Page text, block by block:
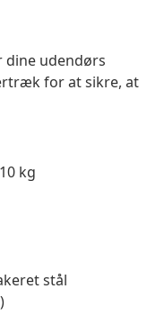
dine udendørs
for at sikre, at
kg
stål